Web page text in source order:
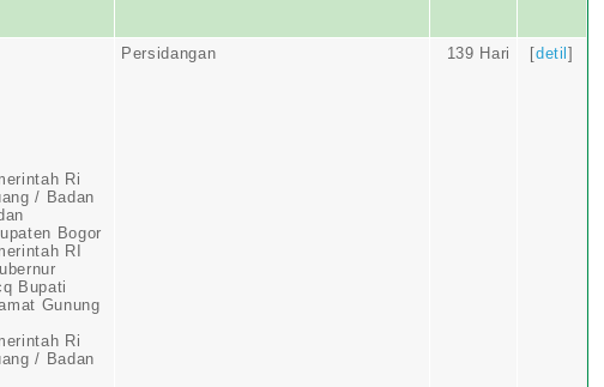
Ri
/ Badan
Bogor
RI
Bupati
Gunung
Ri
/ Badan
Persidangan 139 Hari [detil]